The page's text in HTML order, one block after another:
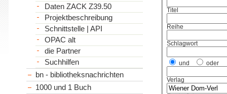
Titel
Reihe
Schlagwort
und oder
Verlag
Daten ZACK Z39.50
Projektbeschreibung
Schnittstelle | API
OPAC alt
die Partner
Suchhilfen
bn - bibliotheksnachrichten
1000 und 1 Buch